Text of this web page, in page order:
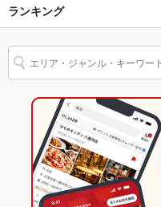
貸切
設備
Wi-Fi あり
バリアフリ
なし
駐車場 なし
その他設備 －
大曽根･千種･今池･池下･守山
大曽根駅 × 居酒屋
大曽根駅 × 創作
大曽根 × 創作
愛知
愛知 × 居酒屋
愛知 × 創作
平安通駅
からあげ
焼きそば ステーキ ピザ 餃
ランキング
愛知のグルメランキング
愛知の居酒屋ランキング
大曽根･千種･今池･池下･守山
大曽根･千種･今池･池下･守
大曽根のグルメランキング